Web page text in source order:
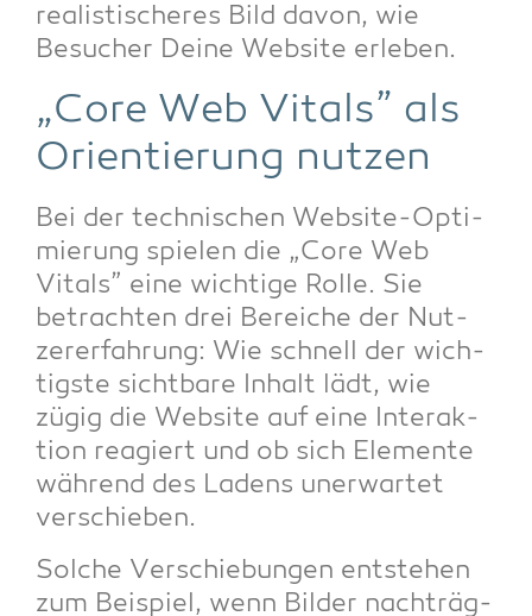
rea­lis­ti­sche­res Bild davon, wie
Besu­cher Dei­ne Web­site erleben.
„Core Web Vitals” als
Ori­en­tie­rung nutzen
Bei der tech­ni­schen Web­site-Opti­
mie­rung spie­len die „Core Web
Vitals” eine wich­ti­ge Rol­le. Sie
betrach­ten drei Berei­che der Nut­
zer­er­fah­rung: Wie schnell der wich­
tigs­te sicht­ba­re Inhalt lädt, wie
zügig die Web­site auf eine Inter­ak­
ti­on reagiert und ob sich Ele­men­te
wäh­rend des Ladens uner­war­tet
verschieben.
Sol­che Ver­schie­bun­gen ent­ste­hen
zum Bei­spiel, wenn Bil­der nach­träg­